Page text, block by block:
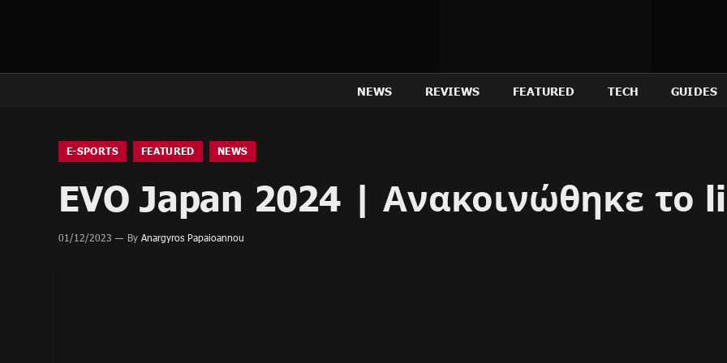
NEWS REVIEWS FEATURED TECH GUIDES
E-SPORTS FEATURED NEWS
EVO Japan 2024 | Ανακοινώθηκε το
01/12/2023 By Anargyros Papaioannou